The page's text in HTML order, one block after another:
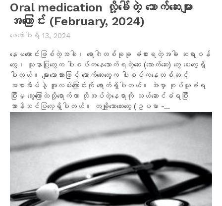
Oral medication လို့ခေါ်တဲ့ သောက်ဆေးများ
အကြောင်း (February, 2024)
ဖေ‌ဖော်ဝါရီ 13, 2024
နေမကောင်းဖြစ်တဲ့အခါ၊ ရောဂါတစ်ခုခု ခံစားရတဲ့အခါ ဆရာဝန်
တွေ၊ သူနာပြုတွေက ပါးစပ်ကနေသောက်ရတဲ့ဆေး (သောက်ဆေး) တွေ ပေးလေ့ရှိ
ပါတယ်။ များသောအားဖြင့် သောက်ဆေးတွေက ပါးစပ်ကနေတစ်ဆင့်
အစာအိမ်နဲ့ အူလမ်းကြောင်းကို ရောက်ရှိပါတယ်။ အဲမှာ စုပ်ယူခံရ
ပြီးမှ သွေးကြောထဲသို့ရောက်ကာ လိုအပ်တဲ့နေရာကို သယ်ဆောင်ခံရပြီး
အာနိသင်ပြလေ့ရှိပါတယ်။ တချို့သောဆေးတွေ (ဥပမာ -...